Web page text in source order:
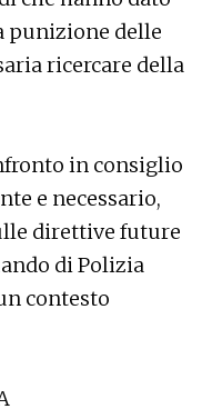
punizione delle
ricercare della
in consiglio
e necessario,
direttive future
di Polizia
contesto